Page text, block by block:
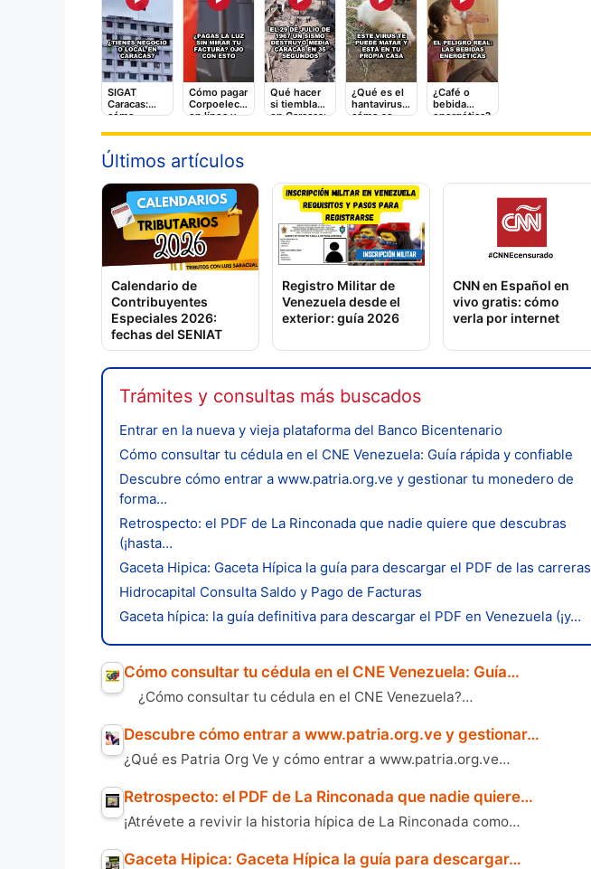
SIGAT
Caracas:
cómo
pagar
impuestos
en línea
Cómo pagar
Corpoelec
en línea y
adicionales
te cobran
Qué hacer
si tiembla
en Caracas:
rápida que
¿Qué es el
hantavirus y
cómo se
video que
¿Café o
bebida
energética?
hace a tu
Últimos artículos
Calendario de
Contribuyentes
Especiales 2026:
fechas del SENIAT
Registro Militar de
Venezuela desde el
exterior: guía 2026
CNN en Español en
vivo gratis: cómo
verla por internet
Trámites y consultas más buscados
Entrar en la nueva y vieja plataforma del Banco Bicentenario
Cómo consultar tu cédula en el CNE Venezuela: Guía rápida y confiable
Descubre cómo entrar a www.patria.org.ve y gestionar tu monedero de
forma…
Retrospecto: el PDF de La Rinconada que nadie quiere que descubras
(¡hasta…
Gaceta Hipica: Gaceta Hípica la guía para descargar el PDF de las carreras
Hidrocapital Consulta Saldo y Pago de Facturas
Gaceta hípica: la guía definitiva para descargar el PDF en Venezuela (¡y…
Cómo consultar tu cédula en el CNE Venezuela: Guía…
¿Cómo consultar tu cédula en el CNE Venezuela?…
Descubre cómo entrar a www.patria.org.ve y gestionar…
¿Qué es Patria Org Ve y cómo entrar a www.patria.org.ve…
Retrospecto: el PDF de La Rinconada que nadie quiere…
¡Atrévete a revivir la historia hípica de La Rinconada como…
Gaceta Hipica: Gaceta Hípica la guía para descargar…